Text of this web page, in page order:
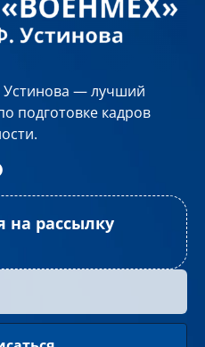
— лучший
подготовке кадров
на рассылку